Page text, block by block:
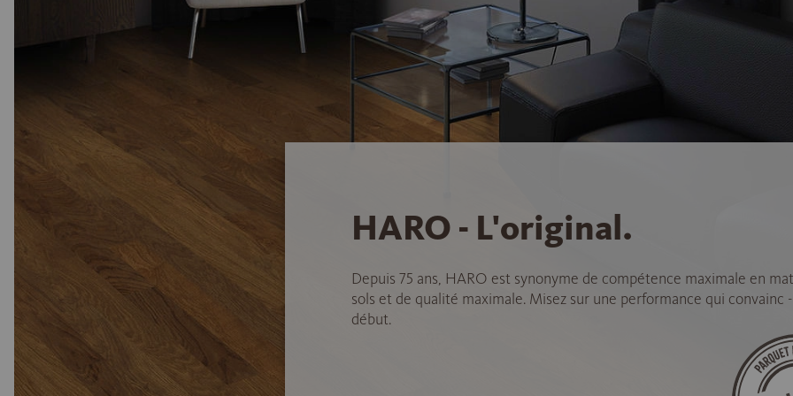
HARO - L'original.
Depuis 75 ans, HARO est synonyme de compétence maximale en
sols et de qualité maximale. Misez sur une performance qui convainc
début.